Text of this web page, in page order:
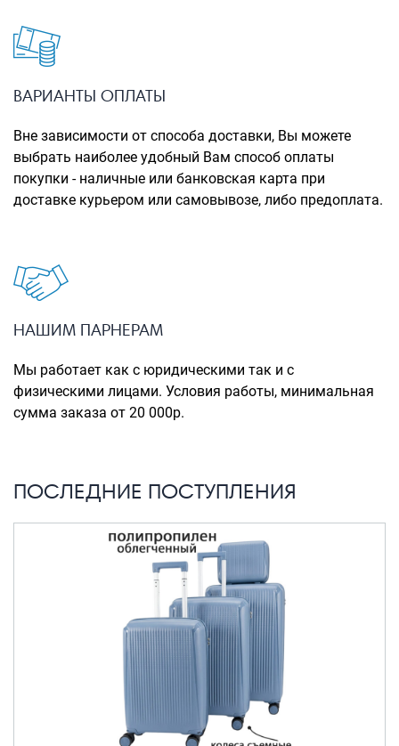
Рюкзаки для охоты-рыбалки
Рюкзаки на колесах
ШОППЕРЫ
Кейсы и планшеты
Аксессуары
Мешки для обуви
Пеналы для школы
Чемоданы оптом
Чемоданы на колесах
Чемоданы детские
Пилоты на колесах
Рюкзаки детские для детских
чемоданов
Саквояжи
Распродажа
ВАРИАНТЫ ОПЛАТЫ
Вне зависимости от способа доставки, Вы можете
выбрать наиболее удобный Вам способ оплаты
покупки - наличные или банковская карта при
доставке курьером или самовывозе, либо предоплата.
НАШИМ ПАРНЕРАМ
Мы работает как с юридическими так и с
физическими лицами. Условия работы, минимальная
сумма заказа от 20 000р.
ПОСЛЕДНИЕ ПОСТУПЛЕНИЯ